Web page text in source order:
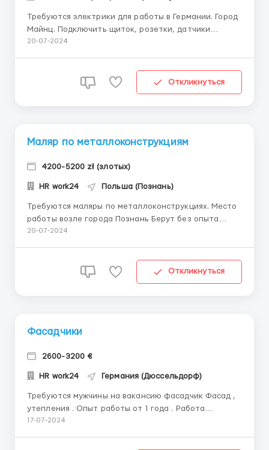
Требуются электрики для работы в Германии. Город
Майнц. Подключить щиток, розетки, датчики
движения ,установка вайфай антенны ,разводка
Внутренние работы. ...
20-07-2024
Откликнуться
Маляр по металлоконструкциям
4200-5200 zł (злотых)
HR work24 Польша (Познань)
Требуются маляры по металлоконструкциях. Место
работы возле города Познань Берут без опыта
работы Жилье предоставляют (800 злотых)
20-07-2024
Откликнуться
Фасадчики
2600-3200 €
HR work24 Германия (Дюссельдорф)
Требуются мужчины на вакансию фасадчик Фасад ,
утепления . Опыт работы от 1 года . Работа
находится в городе Дюссельдорф . Жилье и проезд к
17-07-2024